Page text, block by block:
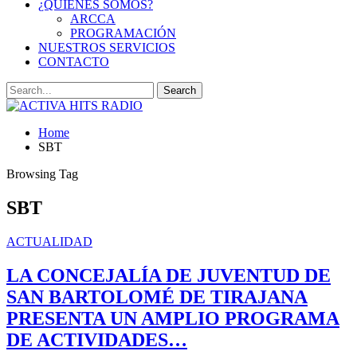
¿QUIÉNES SOMOS?
ARCCA
PROGRAMACIÓN
NUESTROS SERVICIOS
CONTACTO
Home
SBT
Browsing Tag
SBT
ACTUALIDAD
LA CONCEJALÍA DE JUVENTUD DE
SAN BARTOLOMÉ DE TIRAJANA
PRESENTA UN AMPLIO PROGRAMA
DE ACTIVIDADES…